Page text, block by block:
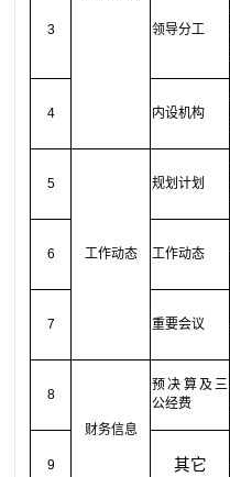
3 领导分工
4 内设机构
5
工作动态
规划计划
6 工作动态
7 重要会议
8
财务信息
预决算及三
公经费
9 其它